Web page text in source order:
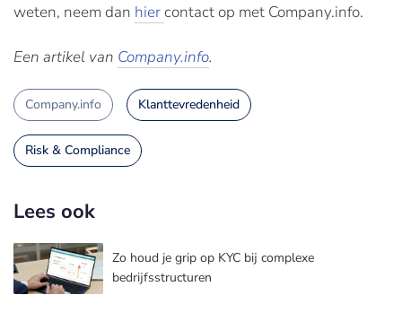
weten, neem dan hiercontact op met Company.info.
Een artikel van Company.info.
Company.info Klanttevredenheid
Risk & Compliance
Lees ook
Zo houd je grip op KYC bij complexe
bedrijfsstructuren